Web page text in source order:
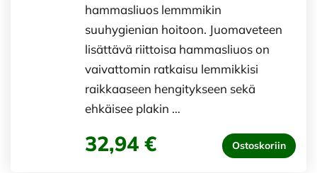
hammasliuos lemmmikin
suuhygienian hoitoon. Juomaveteen
lisättävä riittoisa hammasliuos on
vaivattomin ratkaisu lemmikkisi
raikkaaseen hengitykseen sekä
ehkäisee plakin …
32,94 € Ostoskoriin